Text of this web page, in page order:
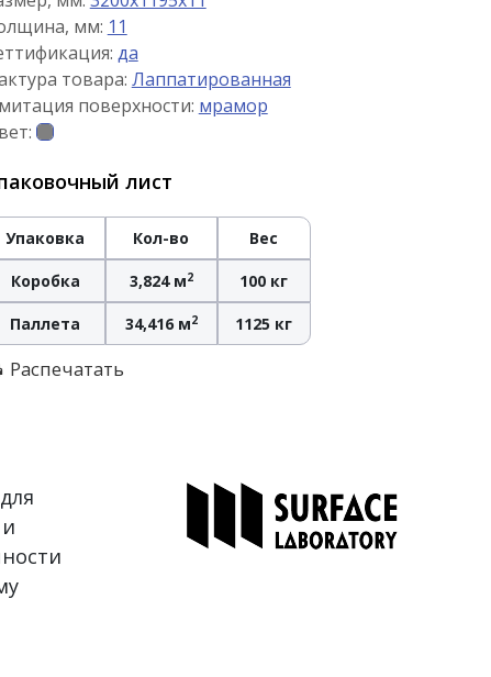
мм: 11
да
товара: Лаппатированная
поверхности: мрамор
лист
Упаковка Кол-во Вес
Коробка 3,824 м2 100 кг
Паллета 34,416 м2 1125 кг
Распечатать